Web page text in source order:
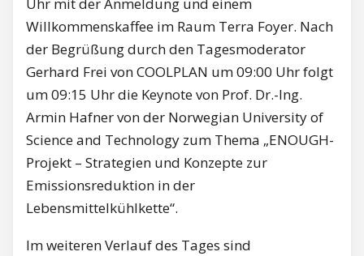
Willkommenskaffee im Raum Terra Foyer. Nach
der Begrüßung durch den Tagesmoderator
Gerhard Frei von COOLPLAN um 09:00 Uhr folgt
um 09:15 Uhr die Keynote von Prof. Dr.-Ing.
Armin Hafner von der Norwegian University of
Science and Technology zum Thema „ENOUGH-
Projekt – Strategien und Konzepte zur
Emissionsreduktion in der
Lebensmittelkühlkette“.
Im weiteren Verlauf des Tages sind